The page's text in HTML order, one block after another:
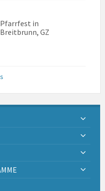
Pfarrfest in
Breitbrunn, GZ